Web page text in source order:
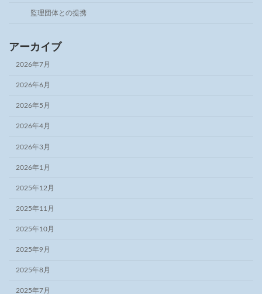
監理団体との提携
アーカイブ
2026年7月
2026年6月
2026年5月
2026年4月
2026年3月
2026年1月
2025年12月
2025年11月
2025年10月
2025年9月
2025年8月
2025年7月